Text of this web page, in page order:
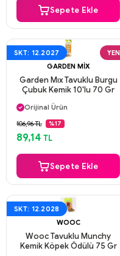
Sepete Ekle
SKT: 12.2027
GARDEN MIX
Garden Mıx Tavuklu Burgu
Çubuk Kemik 10'lu 70 Gr
Aynı Gün Kargo
Orijinal Ürün
Güvenli Ödeme
Aynı Gün Kargo
106,96 TL %17
89,14 TL
Sepete Ekle
SKT: 12.2028
WOOC
Wooc Tavuklu Munchy
Kemik Köpek Ödülü 75 Gr
Aynı Gün Kargo